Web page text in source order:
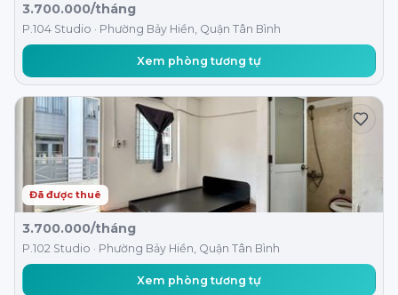
3.700.000/tháng
P.104 Studio · Phường Bảy Hiền, Quận Tân Bình
Xem phòng tương tự
Đã được thuê
3.700.000/tháng
P.102 Studio · Phường Bảy Hiền, Quận Tân Bình
Xem phòng tương tự